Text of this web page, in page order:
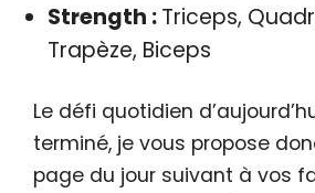
Strength :Triceps,
Trapèze, Biceps
Le défi quotidien
terminé, je vous propose
page du jour suivant à vos